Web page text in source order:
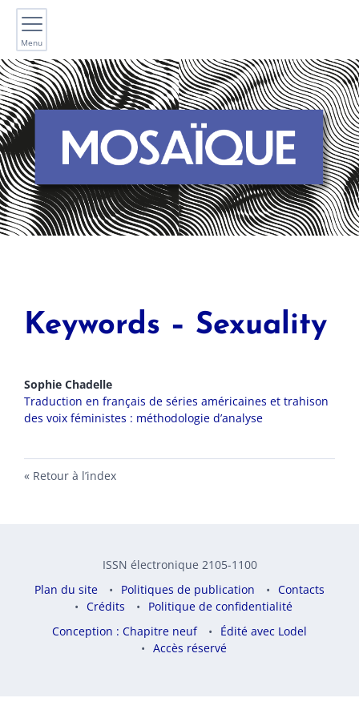
Menu
Keywords – Sexuality
Sophie Chadelle
Traduction en français de séries américaines et trahison
des voix féministes : méthodologie d’analyse
Retour à l’index
ISSN électronique 2105-1100
Plan du site
Politiques de publication
Contacts
Crédits
Politique de confidentialité
Conception : Chapitre neuf
Édité avec Lodel
Accès réservé